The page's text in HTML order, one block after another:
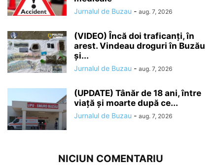
Jurnalul de Buzau - aug. 7, 2026
(VIDEO) Încă doi traficanți, în
arest. Vindeau droguri în Buzău
și...
Jurnalul de Buzau - aug. 7, 2026
(UPDATE) Tânăr de 18 ani, între
viață și moarte după ce...
Jurnalul de Buzau - aug. 7, 2026
NICIUN COMENTARIU